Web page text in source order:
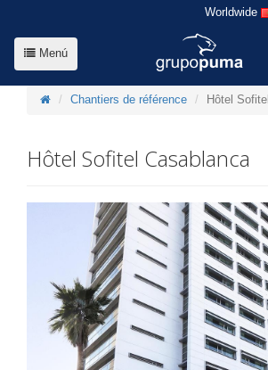
Worldwide
Menú
Chantiers de référence Hôtel
Hôtel Sofitel Casablanca